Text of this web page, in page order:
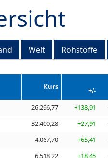
Welt Rohstoffe
Kurs
+/-
26.296,77 +138,91
32.400,28 +27,91
4.067,70 +65,41
6.518,22 +18,45